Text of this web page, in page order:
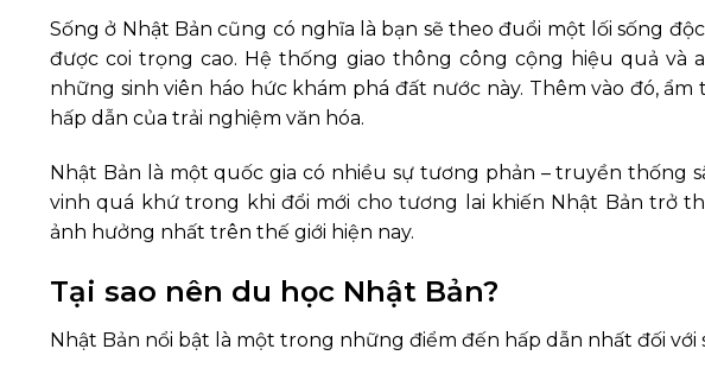
Sống ở Nhật Bản cũng có nghĩa là bạn sẽ theo đuổi một lối sống
được coi trọng cao. Hệ thống giao thông công cộng hiệu quả và
những sinh viên háo hức khám phá đất nước này. Thêm vào đó,
hấp dẫn của trải nghiệm văn hóa.
Nhật Bản là một quốc gia có nhiều sự tương phản – truyền thống
vinh quá khứ trong khi đổi mới cho tương lai khiến Nhật Bản trở
ảnh hưởng nhất trên thế giới hiện nay.
Tại sao nên du học Nhật Bản?
Nhật Bản nổi bật là một trong những điểm đến hấp dẫn nhất đối với